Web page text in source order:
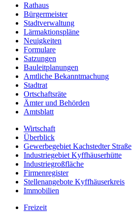
Rathaus
Bürgermeister
Stadtverwaltung
Lärmaktionspläne
Neuigkeiten
Formulare
Satzungen
Bauleitplanungen
Amtliche Bekanntmachung
Stadtrat
Ortschaftsräte
Ämter und Behörden
Amtsblatt
Wirtschaft
Überblick
Gewerbegebiet Kachstedter Straße
Industriegebiet Kyffhäuserhütte
Industriegroßfläche
Firmenregister
Stellenangebote Kyffhäuserkreis
Immobilien
Freizeit